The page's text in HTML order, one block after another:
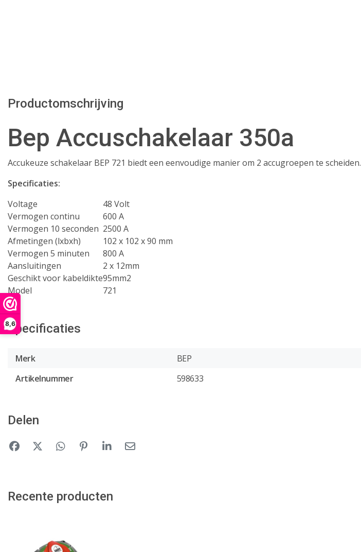
8,6
Productomschrijving
Bep Accuschakelaar 350a
Accukeuze schakelaar BEP 721 biedt een eenvoudige manier om 2 accugroepen te scheiden.
Specificaties:
Voltage
48 Volt
Vermogen continu
600 A
Vermogen 10 seconden 2500 A
Afmetingen (lxbxh)
102 x 102 x 90 mm
Vermogen 5 minuten
800 A
Aansluitingen
2 x 12mm
Geschikt voor kabeldikte95mm2
Model
721
Specificaties
Merk
BEP
Artikelnummer
598633
Delen
Recente producten